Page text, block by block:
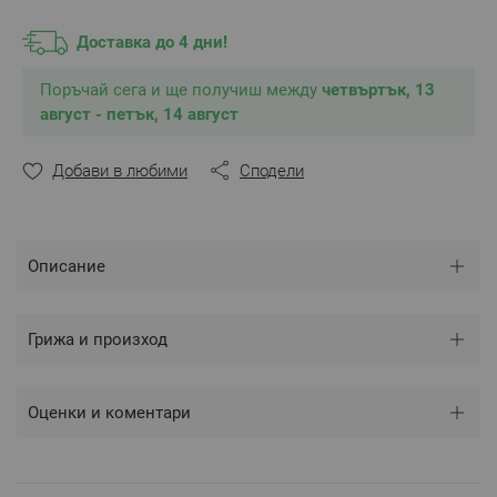
Сертификат ОЕКО-ТЕХ 100
**Снимките са илюстративни и е възможно
разминаване в тоновете и цветовете според
Доставка до 4 дни!
Поръчай сега и ще получиш между четвъртък, 13
август - петък, 14 август
Добави в любими Сподели
Описание
Грижа и произход
Оценки и коментари